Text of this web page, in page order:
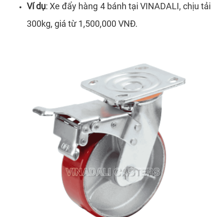
Ví dụ: Xe đẩy hàng 4 bánh tại VINADALI, chịu tải
300kg, giá từ 1,500,000 VNĐ.